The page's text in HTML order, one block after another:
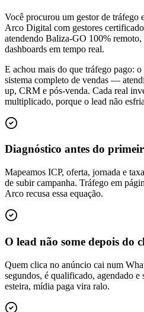
Você procurou um gestor de
Arco Digital com gestores
atendendo Baliza-GO 100%
dashboards em tempo real.
E achou mais do que tráfego pago:
sistema completo de vendas —
up, CRM e pós-venda. Cada real
multiplicado, porque o lead não
Diagnóstico antes do
Mapeamos ICP, oferta, jornada e
de subir campanha. Tráfego em
Arco recusa essa equação.
O lead não some depois do
Quem clica no anúncio cai num
segundos, é qualificado, agendado
esteira, mídia paga vira ralo.